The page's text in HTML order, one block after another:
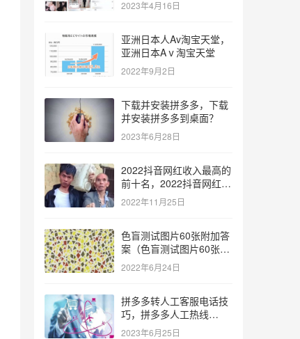
2023年4月16日
亚洲日本人Av淘宝天堂，
亚洲日本Aⅴ淘宝天堂
2022年9月2日
下载并安装拼多多，下载
并安装拼多多到桌面？
2023年6月28日
2022抖音网红收入最高的
前十名，2022抖音网红收
入最高的前十名有哪些？
2022年11月25日
色盲测试图片60张附加答
案（色盲测试图片60张复
杂）
2022年6月24日
拼多多转人工客服电话技
巧，拼多多人工热线
9541344？
2023年6月25日